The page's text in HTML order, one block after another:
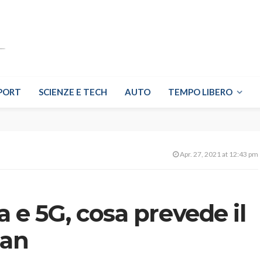
SCIENZE E TECH AUTO TEMPO LIBERO
Apr. 27, 2021 at 12:43 pm
e 5G, cosa prevede il